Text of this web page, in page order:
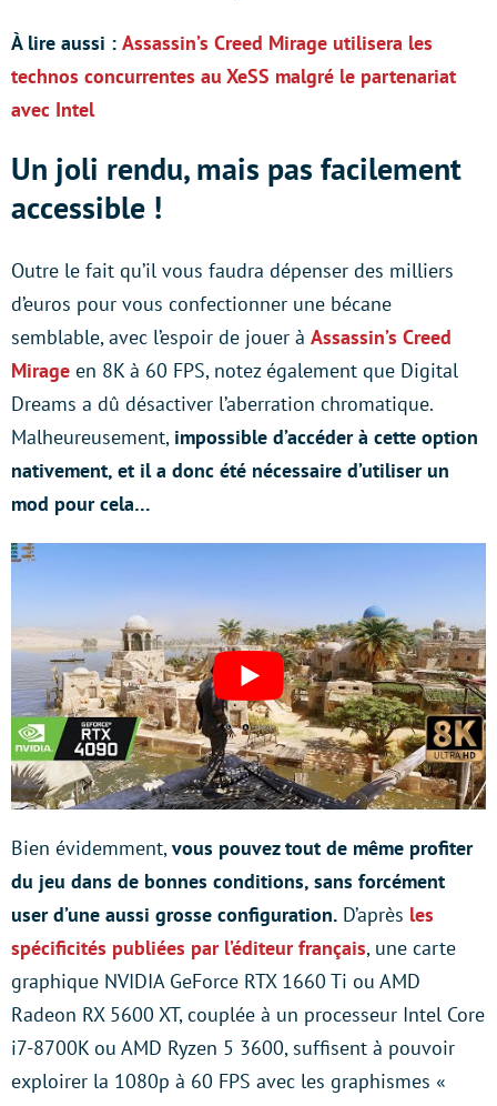
À lire aussi : Assassin’s Creed Mirage utilisera les
technos concurrentes au XeSS malgré le partenariat
avec Intel
Un joli rendu, mais pas facilement
accessible !
Outre le fait qu’il vous faudra dépenser des milliers
d’euros pour vous confectionner une bécane
semblable, avec l’espoir de jouer à Assassin’s Creed
Mirage en 8K à 60 FPS, notez également que Digital
Dreams a dû désactiver l’aberration chromatique.
Malheureusement, impossible d’accéder à cette option
nativement, et il a donc été nécessaire d’utiliser un
mod pour cela…
Bien évidemment,vous pouvez tout de même profiter
du jeu dans de bonnes conditions, sans forcément
user d’une aussi grosse configuration. D’après les
spécificités publiées par l’éditeur français, une carte
graphique NVIDIA GeForce RTX 1660 Ti ou AMD
Radeon RX 5600 XT, couplée à un processeur Intel Core
i7-8700K ou AMD Ryzen 5 3600, suffisent à pouvoir
exploirer la 1080p à 60 FPS avec les graphismes «